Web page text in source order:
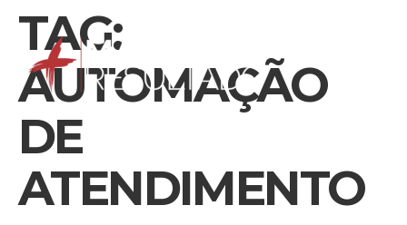
TAG:
AUTOMAÇÃO
DE
ATENDIMENTO